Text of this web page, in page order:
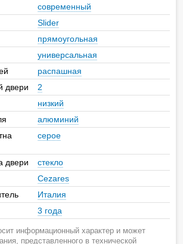
современный
Slider
прямоугольная
универсальная
распашная
двери
2
низкий
алюминий
серое
двери
стекло
Cezares
Италия
3 года
информационный характер и может
представленного в технической